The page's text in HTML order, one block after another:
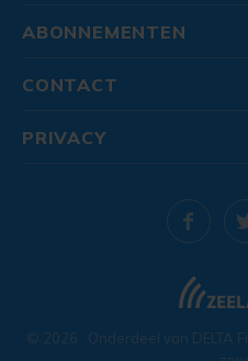
ABONNEMENTEN
CONTACT
© 2026 . Onderdeel van DELTA
PRIVACY